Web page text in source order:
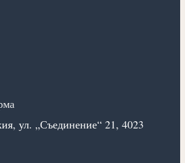
ул. „Съединение“ 21, 4023